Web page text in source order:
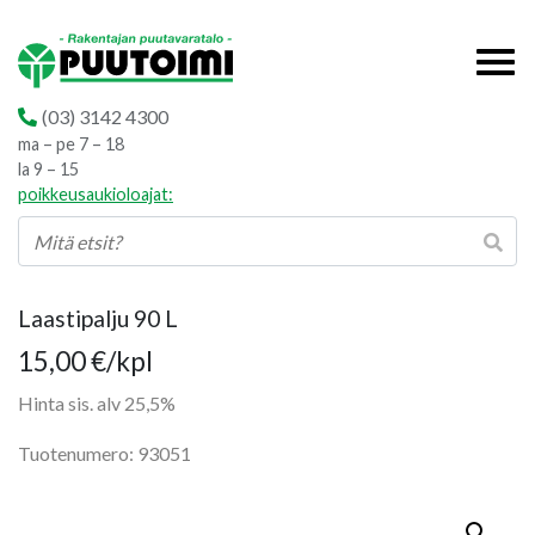
(03) 3142 4300
ma – pe 7 – 18
la 9 – 15
poikkeusaukioloajat:
Laastipalju 90 L
15,00€/kpl
Hinta sis. alv 25,5%
Tuotenumero: 93051